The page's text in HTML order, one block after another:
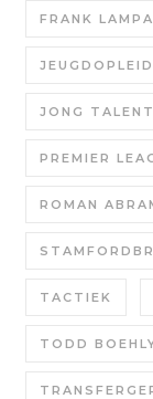
FRANK
JONG TALENT
PREMIER
ROMAN
TACTIEK
TODD